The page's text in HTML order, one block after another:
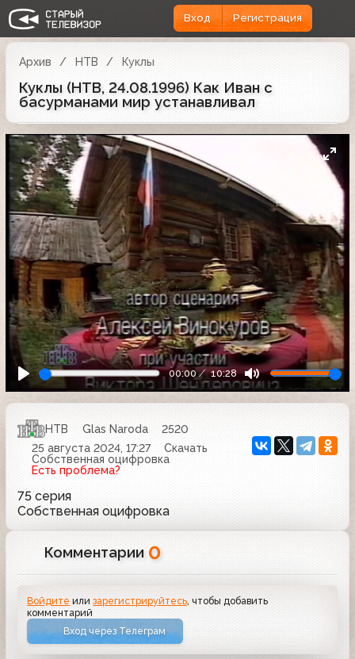
Вход Регистрация
Архив НТВ Куклы
Куклы (НТВ, 24.08.1996) Как Иван с
басурманами мир устанавливал
00:00 10:28
НТВ Glas Naroda
2520
25 августа 2024, 17:27
Скачать
Собственная оцифровка
Есть проблема?
75 серия
Собственная оцифровка
Комментарии 0
Войдите илизарегистрируйтесь, чтобы добавить
комментарий
Вход через Телеграм